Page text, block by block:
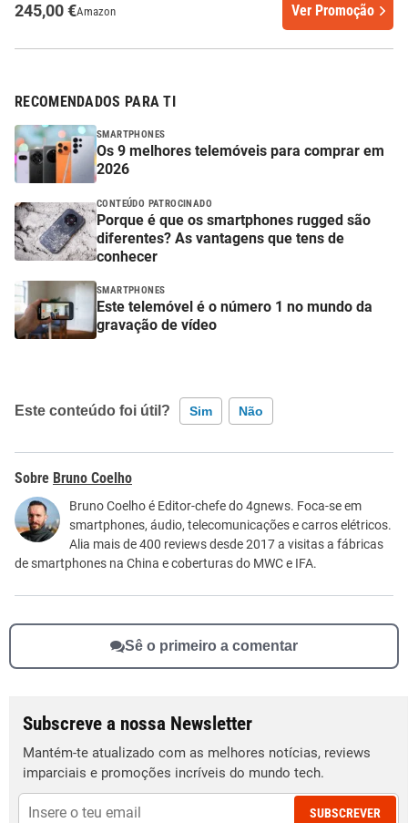
245,00 €Amazon Ver Promoção
RECOMENDADOS PARA TI
SMARTPHONES
Os 9 melhores telemóveis para comprar em
2026
CONTEÚDO PATROCINADO
Porque é que os smartphones rugged são
diferentes? As vantagens que tens de
conhecer
SMARTPHONES
Este telemóvel é o número 1 no mundo da
gravação de vídeo
Este conteúdo foi útil? Sim Não
Este conteúdo não tem a informação que procuro
Outro
Bruno Coelho
Bruno Coelho é Editor-chefe do 4gnews. Foca-se em
smartphones, áudio, telecomunicações e carros elétricos.
Alia mais de 400 reviews desde 2017 a visitas a fábricas
de smartphones na China e coberturas do MWC e IFA.
Sê o primeiro a comentar
Subscreve a nossa Newsletter
Mantém-te atualizado com as melhores notícias, reviews
imparciais e promoções incríveis do mundo tech.
SUBSCREVER